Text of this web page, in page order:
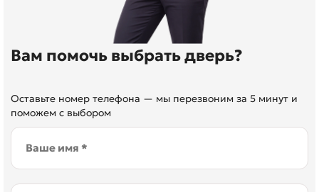
Вам помочь выбрать дверь?
Оставьте номер телефона — мы перезвоним за 5 минут и
поможем с выбором